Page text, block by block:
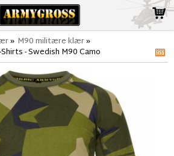
» M90 militære klær»
- Swedish M90 Camo